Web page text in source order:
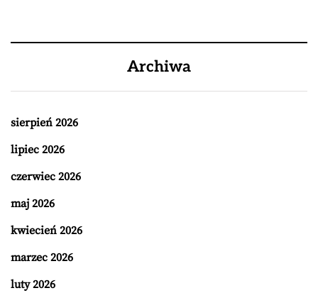
Archiwa
sierpień 2026
lipiec 2026
czerwiec 2026
maj 2026
kwiecień 2026
marzec 2026
luty 2026